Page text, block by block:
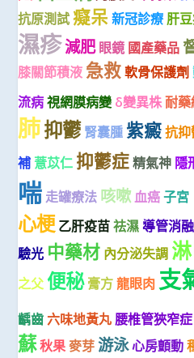
抗原測試 癡呆 新冠診療 肝
濕疹減肥 眼鏡 國產藥品
膝關節積液 急救 軟骨保護劑
流病 視網膜病變 δ變異株耐
肺抑鬱 腎囊腫 紫癜 抗
補 薏苡仁 抑鬱症 精氣神 隱
喘 走罐療法 咳嗽 血癌 子宮
心梗 乙肝疫苗 祛濕 導管消
驗光 中藥材 內分泌失調
之父 便秘 膏方 龍眼肉 支
齲齒 六味地黃丸 腰椎管狹窄症
蘇秋果 麥芽 游泳心房顫動